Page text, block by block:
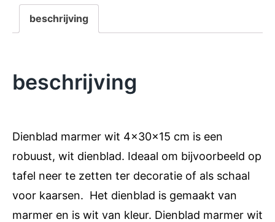
beschrijving
beschrijving
Dienblad marmer wit 4x30x15 cm is een
robuust, wit dienblad. Ideaal om bijvoorbeeld op
tafel neer te zetten ter decoratie of als schaal
voor kaarsen. Het dienblad is gemaakt van
marmer en is wit van kleur. Dienblad marmer wit